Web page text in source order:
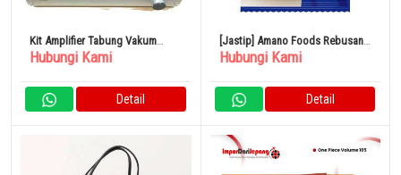
Kit Amplifier Tabung Vakum
Allargando-MINI-PA99
Hubungi Kami
Detail
[Jastip] Amano Foods Rebusan
Krim Sayuran Warna-warni Kering
Hubungi Kami
Detail